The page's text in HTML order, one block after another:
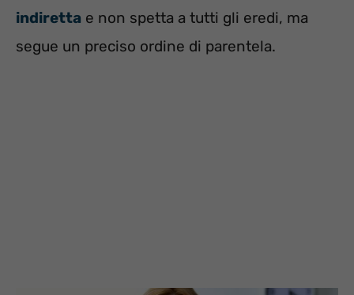
indiretta e non spetta a tutti gli eredi, ma
segue un preciso ordine di parentela.